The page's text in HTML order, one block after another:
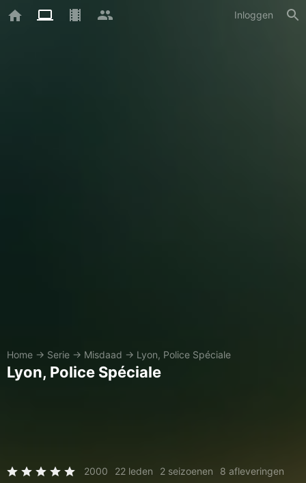
Inloggen
Home → Serie → Misdaad → Lyon, Police Spéciale
Lyon, Police Spéciale
2000 22 leden 2 seizoenen 8 afleveringen